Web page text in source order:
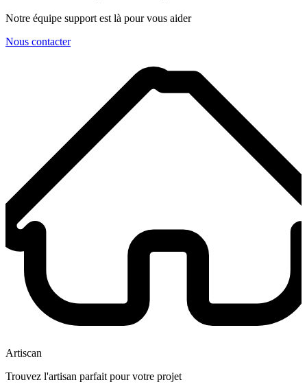
Notre équipe support est là pour vous aider
Nous contacter
Artiscan
Trouvez l'artisan parfait pour votre projet